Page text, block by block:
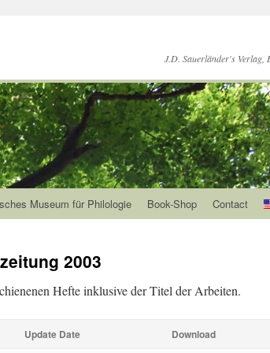
J.D. Sauerländer's Verlag,
Museum für Philologie Book-Shop Contact
2003
Hefte inklusive der Titel der Arbeiten.
Update Date Download